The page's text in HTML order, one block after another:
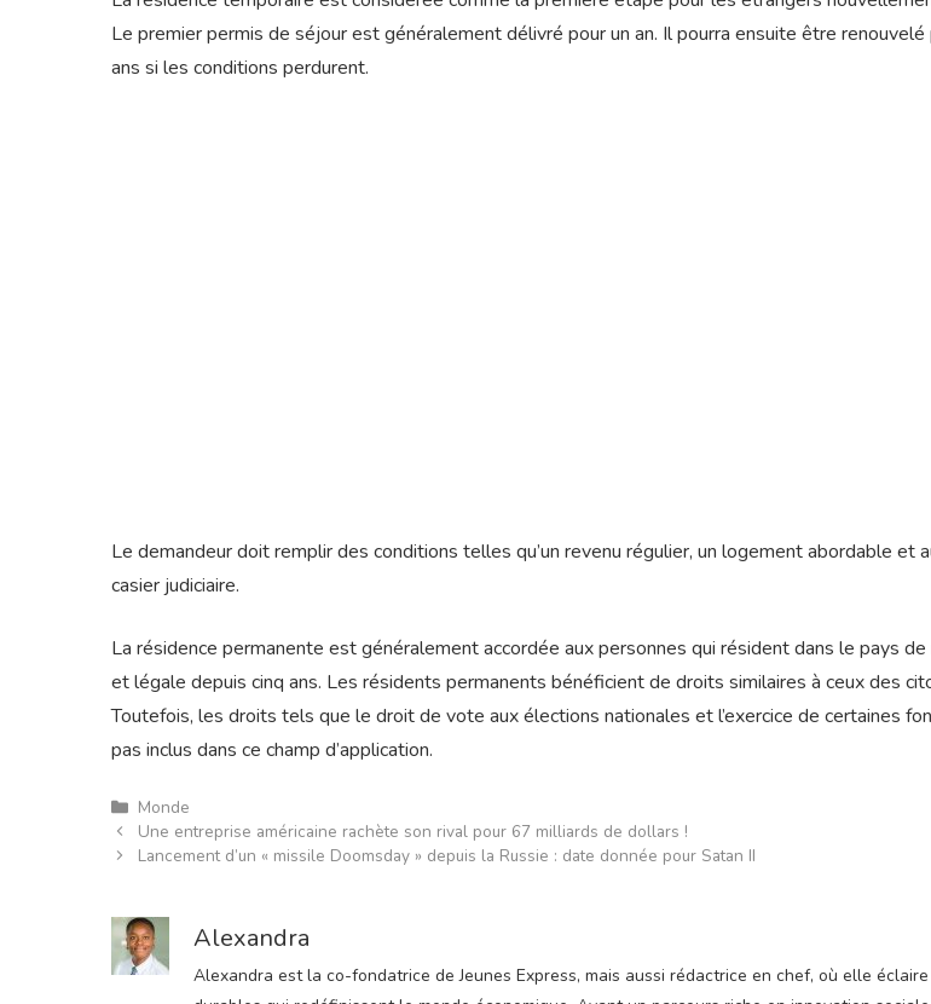
Le premier permis de séjour est généralement délivré pour un an. Il pourra ensuite être
ans si les conditions perdurent.
Le demandeur doit remplir des conditions telles qu’un revenu régulier, un logement abordable et
casier judiciaire.
La résidence permanente est généralement accordée aux personnes qui résident dans le pays
et légale depuis cinq ans. Les résidents permanents bénéficient de droits similaires à ceux des
Toutefois, les droits tels que le droit de vote aux élections nationales et l’exercice de certaines
pas inclus dans ce champ d’application.
Catégories
Monde
Une entreprise américaine rachète son rival pour 67 milliards de dollars !
Lancement d’un « missile Doomsday » depuis la Russie : date donnée pour Satan II
Alexandra
Alexandra est la co-fondatrice de Jeunes Express, mais aussi rédactrice en chef, où elle